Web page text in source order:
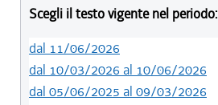
Scegli il testo vigente nel periodo:
dal 11/06/2026
dal 10/03/2026 al 10/06/2026
dal 05/06/2025 al 09/03/2026